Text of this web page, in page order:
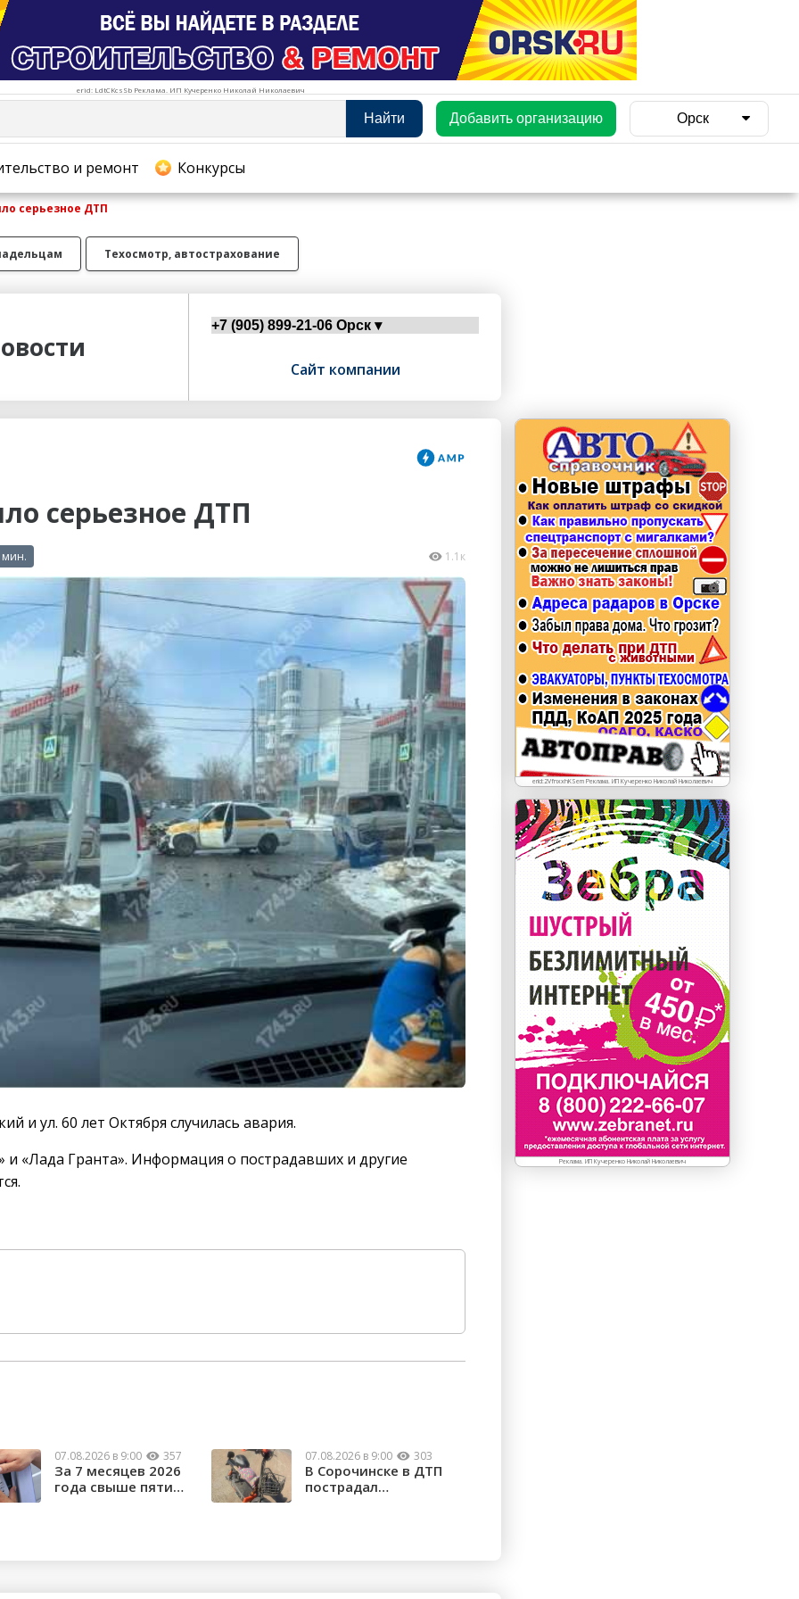
erid: LdtCKcsSb Реклама. ИП Кучеренко Николай Николаевич
Найти Добавить организацию Орск
и ремонт Конкурсы
erid: LdtCKJjWj Реклама. ИП Кучеренко Николай
Николаевич
серьезное ДТП
Техосмотр, автострахование
Сайт компании
серьезное ДТП
мин. 1.1к
и ул. 60 лет Октября случилась авария.
и «Лада Гранта». Информация о пострадавших и другие
07.08.2026 в 9:00 357
За 7 месяцев 2026
года свыше пяти
07.08.2026 в 9:00 303
В Сорочинске в ДТП
пострадал
erid:2VfnxxhKSem Реклама. ИП Кучеренко Николай Николаевич
Реклама. ИП Кучеренко Николай Николаевич